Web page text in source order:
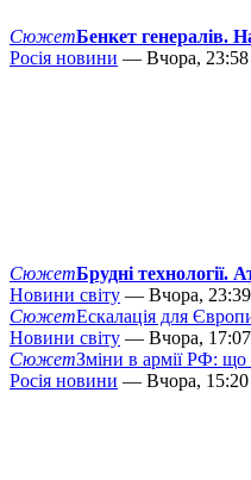
СюжетБенкет генералів.
Росія новини — Вчора, 23:58
СюжетБрудні технології.
Новини світу — Вчора, 23:39
СюжетЕскалація для
Новини світу — Вчора, 17:07
СюжетЗміни в армії РФ: що
Росія новини — Вчора, 15:20